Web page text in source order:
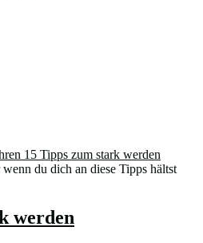
du dich an diese Tipps hältst
werden